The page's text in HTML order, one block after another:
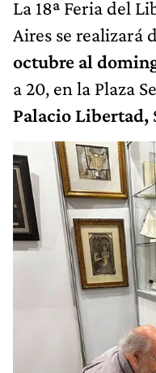
La 18ª Feria del
Aires se realizará d
octubre al
a 20, en la Plaza
Palacio Libertad,